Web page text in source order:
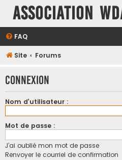
Association
FAQ
Site Forums
Connexion
Nom d’utilisateur :
Mot de passe :
J’ai oublié mon mot de passe
Renvoyer le courriel de confirmation